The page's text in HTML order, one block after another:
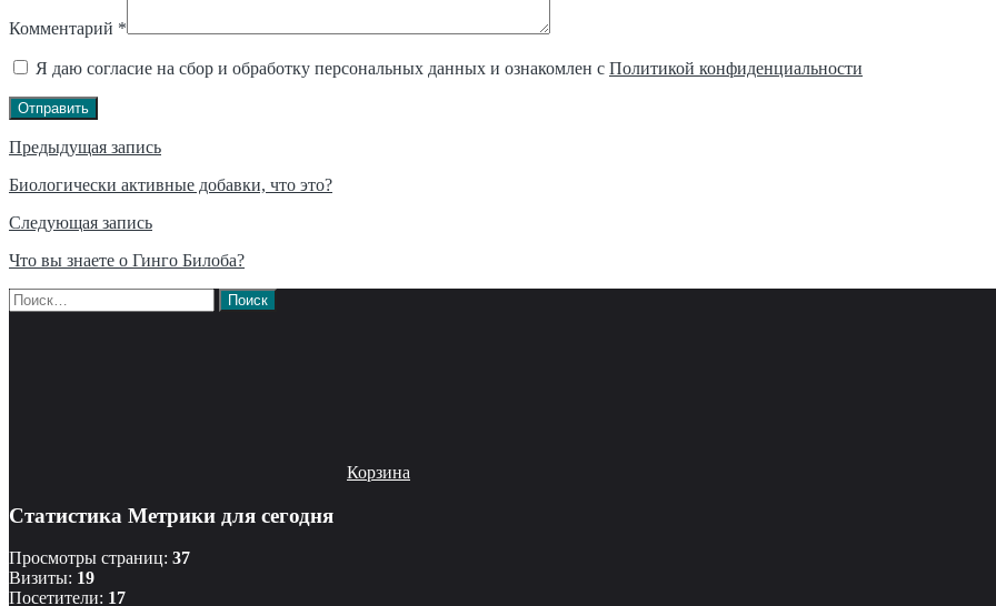
Комментарий *
Я даю согласие на сбор и обработку персональных данных и ознакомлен с Политикой конфиденциальности
Отправить
Навигация
по
записям
Предыдущая запись
Биологически активные добавки, что это?
Следующая запись
Что вы знаете о Гинго Билоба?
Найти:
Корзина
Статистика Метрики для сегодня
Просмотры страниц: 37
Визиты: 19
Посетители: 17